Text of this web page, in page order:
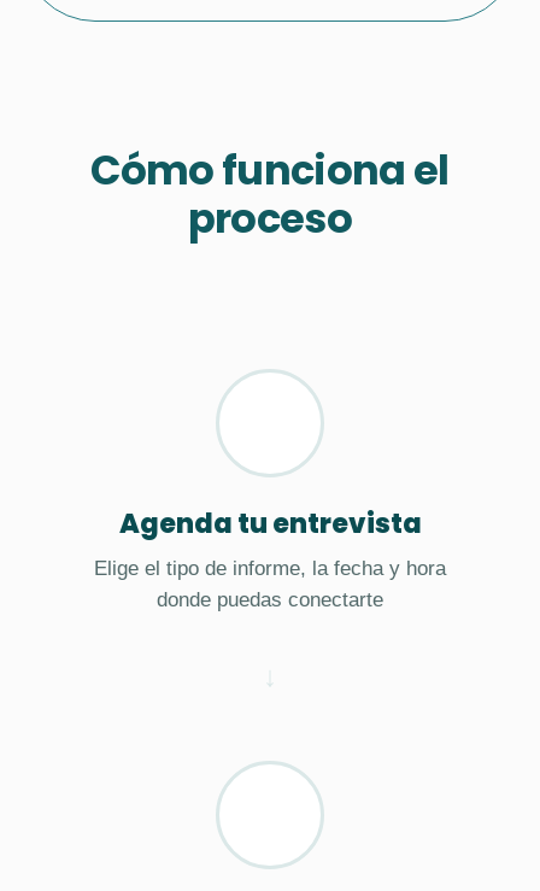
Cómo funciona el
proceso
Agenda tu entrevista
Elige el tipo de informe, la fecha y hora
donde puedas conectarte